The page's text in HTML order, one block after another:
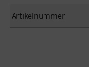
Artikelnummer